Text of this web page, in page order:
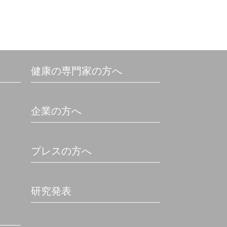
健康の専門家の方へ
企業の方へ
プレスの方へ
研究発表